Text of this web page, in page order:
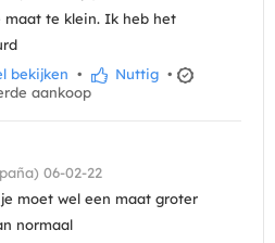
maat te klein. Ik heb het
bekijken • Nuttig •
aankoop
06-02-22
moet wel een maat groter
normaal